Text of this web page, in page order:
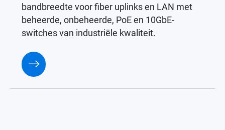
bandbreedte voor fiber uplinks en LAN met
beheerde, onbeheerde, PoE en 10GbE-
switches van industriële kwaliteit.